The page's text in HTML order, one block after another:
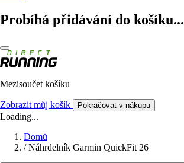
Probíhá přidávání do košíku...
Mezisoučet košíku
Zobrazit můj košík Pokračovat v nákupu
Loading...
Domů
/ Náhrdelník Garmin QuickFit 26